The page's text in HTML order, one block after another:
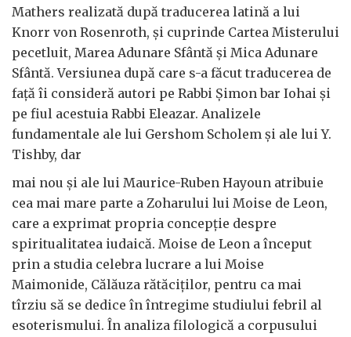
Mathers realizată după traducerea latină a lui
Knorr von Rosenroth, și cuprinde Cartea Misterului
pecetluit, Marea Adunare Sfântă și Mica Adunare
Sfântă. Versiunea după care s-a făcut traducerea de
față îi consideră autori pe Rabbi Șimon bar Iohai și
pe fiul acestuia Rabbi Eleazar. Analizele
fundamentale ale lui Gershom Scholem și ale lui Y.
Tishby, dar
mai nou și ale lui Maurice-Ruben Hayoun atribuie
cea mai mare parte a Zoharului lui Moise de Leon,
care a exprimat propria concepție despre
spiritualitatea iudaică. Moise de Leon a început
prin a studia celebra lucrare a lui Moise
Maimonide, Călăuza rătăciților, pentru ca mai
tîrziu să se dedice în întregime studiului febril al
esoterismului. În analiza filologică a corpusului